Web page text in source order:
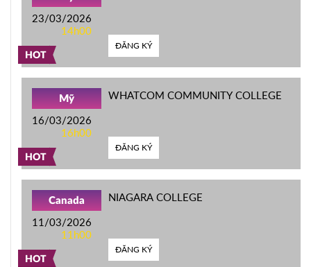
HOT
23/03/2026
14h00
ĐĂNG KÝ
HOT
Mỹ
16/03/2026
16h00
WHATCOM COMMUNITY COLLEGE
ĐĂNG KÝ
HOT
Canada
11/03/2026
11h00
NIAGARA COLLEGE
ĐĂNG KÝ